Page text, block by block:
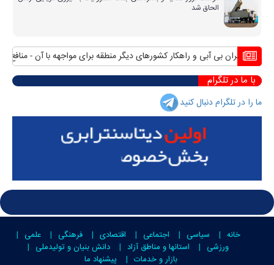
الحاق شد
بحران بی آبی و راهکار کشورهای دیگر منطقه برای مواجهه با آن منافع
با ما در تلگرام
ما را در تلگرام دنبال کنید
خانه سیاسی اجتماعی اقتصادی فرهنگی
علمی
ورزشی
استانها و مناطق آزاد
دانش بنیان و تولیدملی
بازار و خدمات
پیشنهاد ما